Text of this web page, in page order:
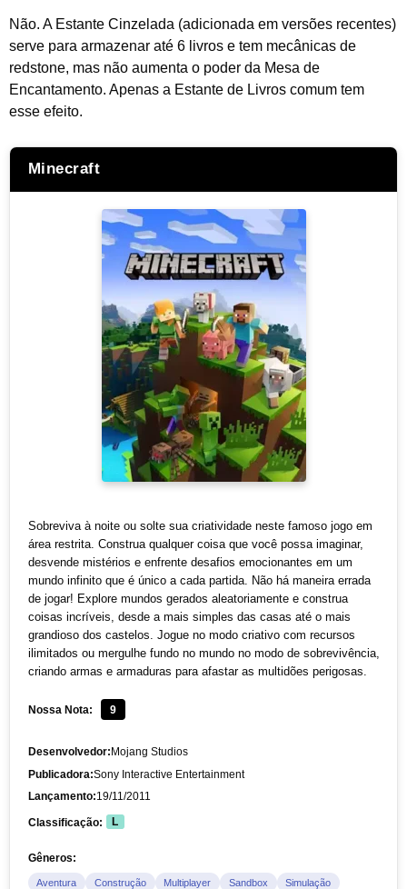
Não. A Estante Cinzelada (adicionada em versões recentes)
serve para armazenar até 6 livros e tem mecânicas de
redstone, mas não aumenta o poder da Mesa de
Encantamento. Apenas a Estante de Livros comum tem
esse efeito.
Minecraft
Sobreviva à noite ou solte sua criatividade neste famoso jogo em
área restrita. Construa qualquer coisa que você possa imaginar,
desvende mistérios e enfrente desafios emocionantes em um
mundo infinito que é único a cada partida. Não há maneira errada
de jogar! Explore mundos gerados aleatoriamente e construa
coisas incríveis, desde a mais simples das casas até o mais
grandioso dos castelos. Jogue no modo criativo com recursos
ilimitados ou mergulhe fundo no mundo no modo de sobrevivência,
criando armas e armaduras para afastar as multidões perigosas.
Nossa Nota: 9
Desenvolvedor: Mojang Studios
Publicadora:Sony Interactive Entertainment
Lançamento:19/11/2011
Classificação: L
Gêneros:
Aventura Construção Multiplayer Sandbox Simulação